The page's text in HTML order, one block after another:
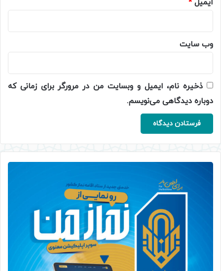
ایمیل *
وب‌ سایت
ذخیره نام، ایمیل و وبسایت من در مرورگر برای زمانی که
دوباره دیدگاهی می‌نویسم.